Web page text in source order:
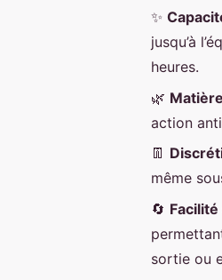
✨
jusqu’à
heures.
🌿
action
👖
même
🔄
sortie ou